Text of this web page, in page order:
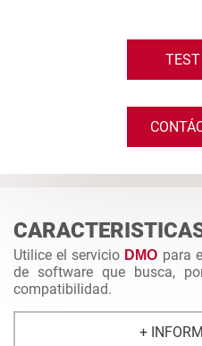
Utilice el servicio DMO para
de software que busca,
compatibilidad.
+